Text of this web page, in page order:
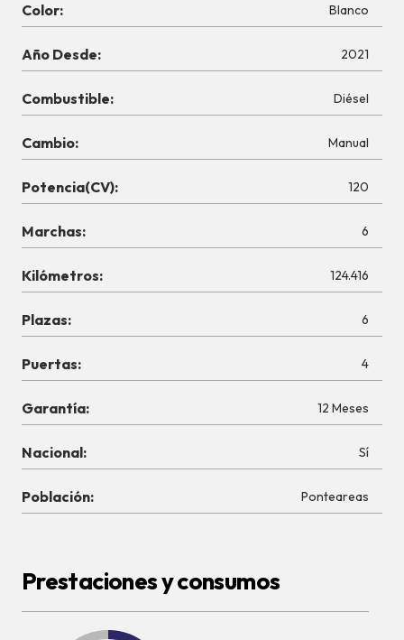
Color: Blanco
Año Desde: 2021
Combustible: Diésel
Cambio: Manual
Potencia(CV): 120
Marchas: 6
Kilómetros: 124.416
Plazas: 6
Puertas: 4
Garantía: 12 Meses
Nacional: Sí
Población: Ponteareas
Prestaciones y consumos